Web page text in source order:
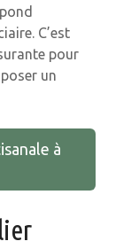
C’est
pour
un
à